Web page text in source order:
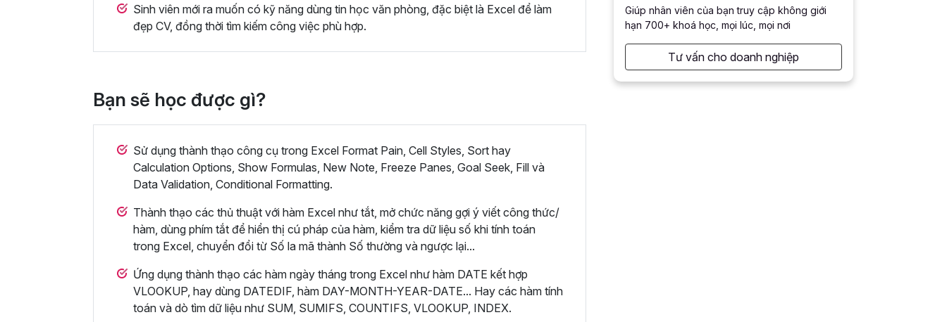
Sinh viên mới ra muốn có kỹ năng dùng tin học văn phòng, đặc biệt là Excel để làm
đẹp CV, đồng thời tìm kiếm công việc phù hợp.
Bạn sẽ học được gì?
Sử dụng thành thạo công cụ trong Excel Format Pain, Cell Styles, Sort hay
Calculation Options, Show Formulas, New Note, Freeze Panes, Goal Seek, Fill và
Data Validation, Conditional Formatting.
Thành thạo các thủ thuật với hàm Excel như tắt, mở chức năng gợi ý viết công thức/
hàm, dùng phím tắt để hiển thị cú pháp của hàm, kiểm tra dữ liệu số khi tính toán
trong Excel, chuyển đổi từ Số la mã thành Số thường và ngược lại...
Ứng dụng thành thạo các hàm ngày tháng trong Excel như hàm DATE kết hợp
VLOOKUP, hay dùng DATEDIF, hàm DAY-MONTH-YEAR-DATE... Hay các hàm tính
toán và dò tìm dữ liệu như SUM, SUMIFS, COUNTIFS, VLOOKUP, INDEX.
Giúp nhân viên của bạn truy cập không giới
hạn 700+ khoá học, mọi lúc, mọi nơi
Tư vấn cho doanh nghiệp